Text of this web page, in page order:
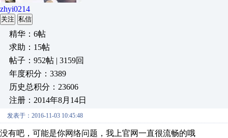
zhyi0214
关注 私信
精华：6帖
求助：15帖
帖子：952帖 | 3159回
年度积分：3389
历史总积分：23606
注册：2014年8月14日
发表于：2016-11-03 10:45:48
没有吧，可能是你网络问题，我上官网一直很流畅的哦